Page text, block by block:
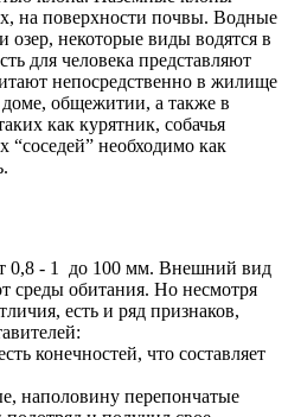
на поверхности почвы. Водные
озер, некоторые виды водятся в
для человека представляют
непосредственно в жилище
доме, общежитии, а также в
как курятник, собачья
“соседей” необходимо как
0,8 - 1 до 100 мм. Внешний вид
среды обитания. Но несмотря
есть и ряд признаков,
конечностей, что составляет
наполовину перепончатые